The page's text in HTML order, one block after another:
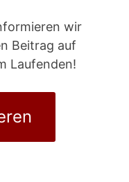
wir
Beitrag auf
Laufenden!